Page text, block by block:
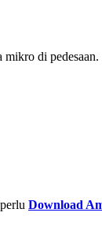
di
Download